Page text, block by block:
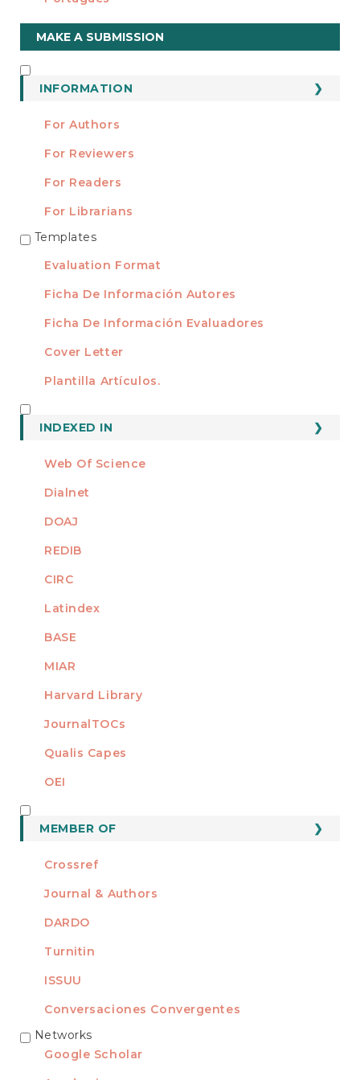
Make
a
Submission
MAKE A SUBMISSION
INFORMATION
For Authors
For Reviewers
For Readers
For Librarians
TEMPLATES
Templates
Evaluation Format
Ficha De Información Autores
Ficha De Información Evaluadores
Cover Letter
Plantilla Artículos.
INDEXED IN
Web Of Science
Dialnet
DOAJ
REDIB
CIRC
Latindex
BASE
MIAR
Harvard Library
JournalTOCs
Qualis Capes
OEI
MEMBER OF
Crossref
Journal & Authors
DARDO
Turnitin
ISSUU
Conversaciones Convergentes
REDES
Networks
Google Scholar